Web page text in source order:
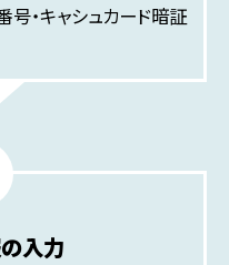
・キャシュカード暗証
入力